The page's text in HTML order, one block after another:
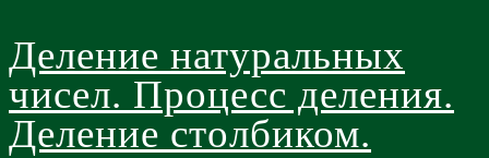
Деление натуральных
чисел. Процесс деления.
Деление столбиком.